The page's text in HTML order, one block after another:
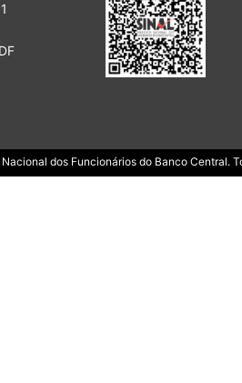
dos Funcionários do Banco Central.